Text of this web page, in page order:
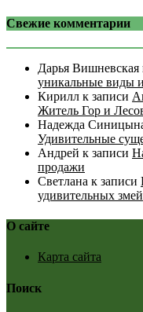
Свежие комментарии
Дарья Вишневская
уникальные виды
Кирилл к записи
Житель Гор и
Надежда
Удивительные
Андрей к записи
продажи
Светлана к записи
удивительных змей
О сайте
Карта сайта
Поиск